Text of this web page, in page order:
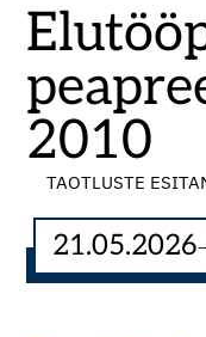
2010
TAOTLUSTE
21.05.2026